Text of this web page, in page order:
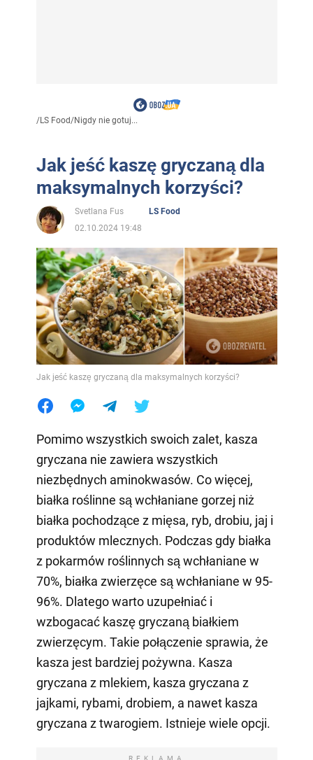
/LS Food/Nigdy nie gotuj...
Jak jeść kaszę gryczaną dla
maksymalnych korzyści?
Svetlana Fus
LS Food
02.10.2024 19:48
Jak jeść kaszę gryczaną dla maksymalnych korzyści?
Pomimo wszystkich swoich zalet, kasza
gryczana nie zawiera wszystkich
niezbędnych aminokwasów. Co więcej,
białka roślinne są wchłaniane gorzej niż
białka pochodzące z mięsa, ryb, drobiu, jaj i
produktów mlecznych. Podczas gdy białka
z pokarmów roślinnych są wchłaniane w
70%, białka zwierzęce są wchłaniane w 95-
96%. Dlatego warto uzupełniać i
wzbogacać kaszę gryczaną białkiem
zwierzęcym. Takie połączenie sprawia, że
kasza jest bardziej pożywna. Kasza
gryczana z mlekiem, kasza gryczana z
jajkami, rybami, drobiem, a nawet kasza
gryczana z twarogiem. Istnieje wiele opcji.
REKLAMA